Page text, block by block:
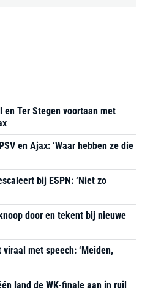
en Ter Stegen voortaan met
en Ajax: ‘Waar hebben ze die
bij ESPN: ‘Niet zo
door en tekent bij nieuwe
met speech: ‘Meiden,
land de WK-finale aan in ruil